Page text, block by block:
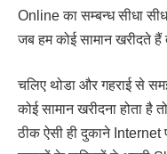
Online का सम्बन्ध सीधा
जब हम कोई सामान खरीदते
चलिए थोडा और गहराई से
कोई सामान खरीदना होता
ठीक ऐसी ही दुकाने Internet